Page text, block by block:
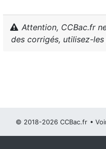
Attention, CCBac.fr
des corrigés, utilisez-
© 2018-2026 CCBac.fr •